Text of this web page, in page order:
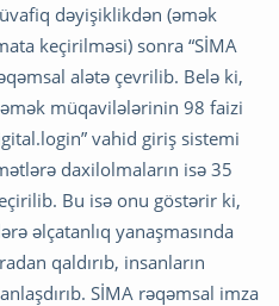
dəyişiklikdən (əmək
keçirilməsi) sonra “SİMA
alətə çevrilib. Belə ki,
müqavilələrinin 98 faizi
vahid giriş sistemi
daxilolmaların isə 35
Bu isə onu göstərir ki,
əlçatanlıq yanaşmasında
qaldırıb, insanların
SİMA rəqəmsal imza